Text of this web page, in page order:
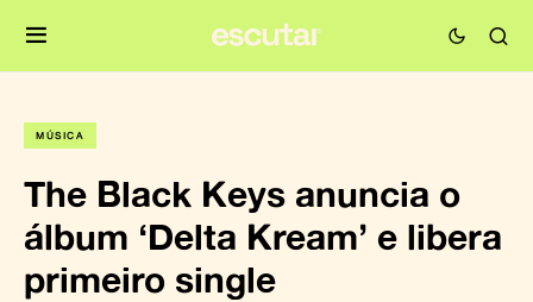
MÚSICA
The Black Keys anuncia o
álbum ‘Delta Kream’ e libera
primeiro single